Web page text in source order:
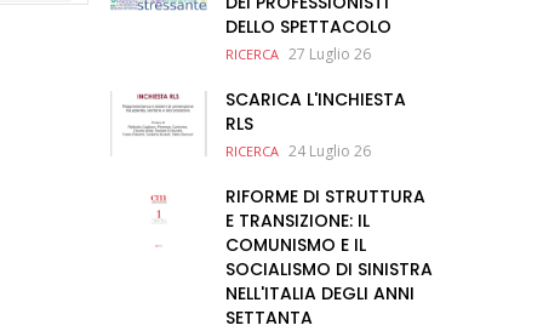
DELLO SPETTACOLO
RICERCA 27 Luglio 26
SCARICA L'INCHIESTA
RLS
RICERCA 24 Luglio 26
RIFORME DI STRUTTURA
E TRANSIZIONE: IL
COMUNISMO E IL
SOCIALISMO DI SINISTRA
NELL'ITALIA DEGLI ANNI
SETTANTA